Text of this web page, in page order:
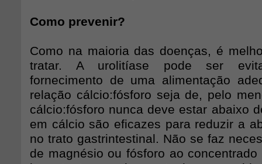
Como prevenir?
Como na maioria das doenças, é
tratar. A urolitíase pode ser
fornecimento de uma alimentação
relação cálcio:fósforo seja de, pelo
cálcio:fósforo nunca deve estar abaixo
em cálcio são eficazes para reduzir a
no trato gastrintestinal. Não se faz
de magnésio ou fósforo ao